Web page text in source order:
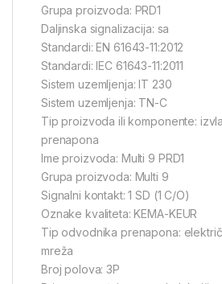
Grupa proizvoda: PRD1
Daljinska signalizacija: sa
Standardi: EN 61643-11:2012
Standardi: IEC 61643-11:2011
Sistem uzemljenja: IT 230
Sistem uzemljenja: TN-C
Tip proizvoda ili komponente:
prenapona
Ime proizvoda: Multi 9 PRD1
Grupa proizvoda: Multi 9
Signalni kontakt: 1 SD (1 C/O)
Oznake kvaliteta: KEMA-KEUR
Tip odvodnika prenapona:
mreža
Broj polova: 3P